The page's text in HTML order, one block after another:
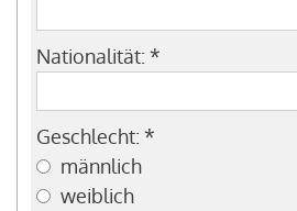
Nationalität: *
Geschlecht: *
männlich
weiblich